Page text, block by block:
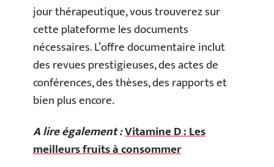
jour thérapeutique, vous trouverez sur
cette plateforme les documents
nécessaires. L’offre documentaire inclut
des revues prestigieuses, des actes de
conférences, des thèses, des rapports et
bien plus encore.
A lire également :Vitamine D : Les
meilleurs fruits à consommer